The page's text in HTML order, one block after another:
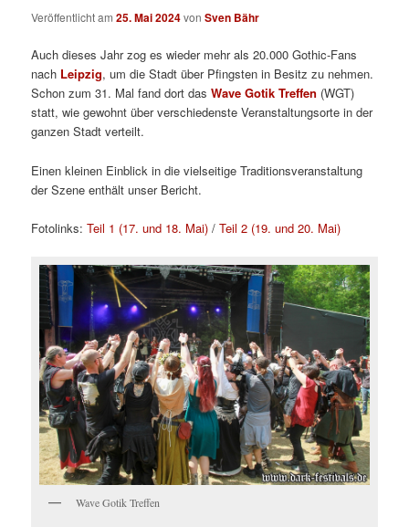
Veröffentlicht am25. Mai 2024vonSven Bähr
Auch dieses Jahr zog es wieder mehr als 20.000 Gothic-Fans
nach Leipzig, um die Stadt über Pfingsten in Besitz zu nehmen.
Schon zum 31. Mal fand dort dasWave Gotik Treffen (WGT)
statt, wie gewohnt über verschiedenste Veranstaltungsorte in der
ganzen Stadt verteilt.
Einen kleinen Einblick in die vielseitige Traditionsveranstaltung
der Szene enthält unser Bericht.
Fotolinks:Teil 1 (17. und 18. Mai) /Teil 2 (19. und 20. Mai)
Wave Gotik Treffen